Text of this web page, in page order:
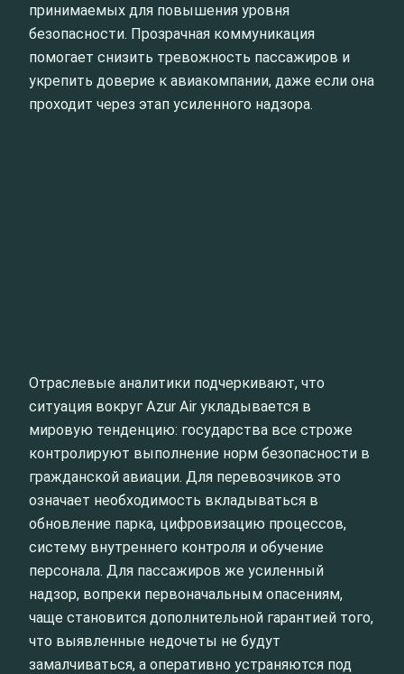
принимаемых для повышения уровня
безопасности. Прозрачная коммуникация
помогает снизить тревожность пассажиров и
укрепить доверие к авиакомпании, даже если она
проходит через этап усиленного надзора.
Отраслевые аналитики подчеркивают, что
ситуация вокруг Azur Air укладывается в
мировую тенденцию: государства все строже
контролируют выполнение норм безопасности в
гражданской авиации. Для перевозчиков это
означает необходимость вкладываться в
обновление парка, цифровизацию процессов,
систему внутреннего контроля и обучение
персонала. Для пассажиров же усиленный
надзор, вопреки первоначальным опасениям,
чаще становится дополнительной гарантией того,
что выявленные недочеты не будут
замалчиваться, а оперативно устраняются под